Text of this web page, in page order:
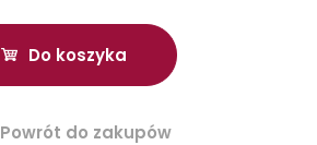
Powrót do zakupów